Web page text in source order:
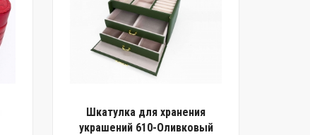
Шкатулка для хранения
украшений 610-Оливковый